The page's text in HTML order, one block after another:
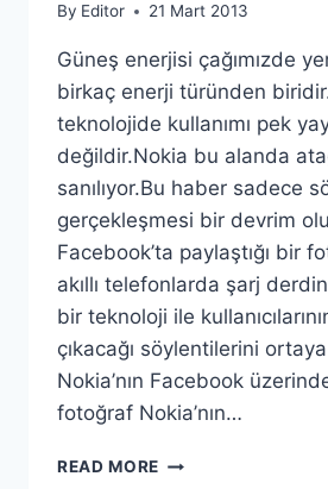
By Editor 21 Mart 2013
Güneş enerjisi çağımızde
birkaç enerji türünden
teknolojide kullanımı pek
değildir.Nokia bu alanda
sanılıyor.Bu haber sadece
gerçekleşmesi bir devrim
Facebook’ta paylaştığı bir
akıllı telefonlarda şarj
bir teknoloji ile
çıkacağı söylentilerini ortaya
Nokia’nın Facebook
fotoğraf Nokia’nın…
READ MORE GÜNEŞ